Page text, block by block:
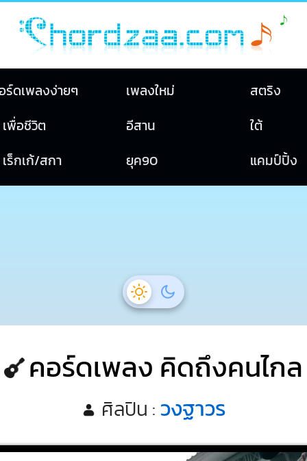
ร์ดเพลงง่ายๆ เพลงใหม่
สตริง
เพื่อชีวิต อีสาน
ใต้
เร็กเก้/สกา ยุค90 แคมป์ปิ้ง
คอร์ดเพลง คิดถึงคนไกล
ศิลปิน : วงฐาวร